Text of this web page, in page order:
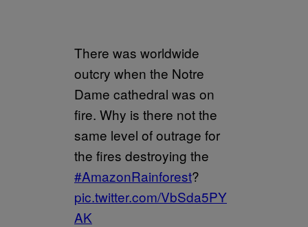
There was worldwide
outcry when the Notre
Dame cathedral was on
fire. Why is there not the
same level of outrage for
the fires destroying the
#AmazonRainforest?
pic.twitter.com/VbSda5PY
AK